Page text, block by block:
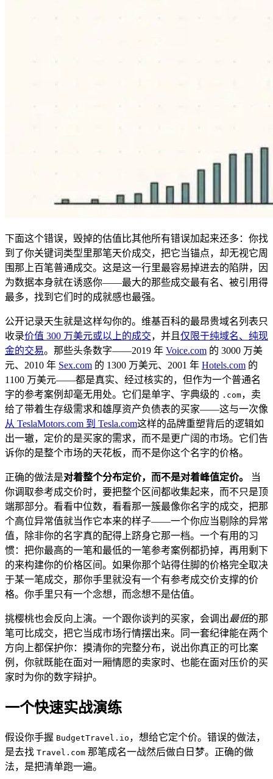
下面这个错误，毁掉的估值比其他所有错误加起来还多：你找
到了你关键词类型里那笔天价成交，把它当锚点，却无视它周
围那上百笔普通成交。这是这一行里最容易掉进去的陷阱，因
为数据本身就在诱惑你——最大的那些成交最有名、被引用得
最多，找到它们时的成就感也最强。
公开记录天生就是这样勾你的。维基百科的最昂贵域名列表只
收录价值 300 万美元或以上的成交，并且 仅限于纯域名、纯现
金的交易。那些头条数字——2019 年 Voice.com 的 3000 万美
元、2010 年 Sex.com 的 1300 万美元、2001 年 Hotels.com 的
1100 万美元——都是真实、经过核实的，但作为一个普通名
字的参考案例却毫无用处。它们是单字、字典级的 .com，卖
给了带着生存级需求和雄厚资产负债表的买家——这与一次像
从 TeslaMotors.com 到 Tesla.com这样的品牌重塑背后的逻辑如
出一辙，定价的是买家的需求，而不是更广阔的市场。它们告
诉你的是整个市场的天花板，而不是你这个名字的价格。
正确的做法是对着整个分布定价，而不是对着峰值定价。
当
你调取参考成交价时，要把整个区间都收集起来，而不只是顶
端那部分。看看中位数，看看那一簇最像你名字的成交，把那
个高位异常值就当作它本来的样子——一个你应当剔除的异常
值，除非你的名字真的配得上跻身它那一档。一个有用的习
惯：把你最高的一笔和最低的一笔参考案例都扔掉，再用剩下
的来构建你的价格区间。如果你那个站得住脚的价格完全取决
于某一笔成交，那你手里就没有一个有参考成交价支撑的价
格。你手里只有一个念想，而念想不是估值。
挑樱桃也会反向上演。一个跟你谈判的买家，会调出最低的那
笔可比成交，把它当成市场行情摆出来。同一套纪律能在两个
方向上都保护你：摸清你的完整分布，说出你真正的可比案
例，你就既能在面对一厢情愿的卖家时、也能在面对压价的买
家时为你的数字辩护。
一个快速实战演练
假设你手握 BudgetTravel.io ，想给它定个价。错误的做法，
是去找 Travel.com 那笔成名一战然后做白日梦。正确的做
法，是把清单跑一遍。